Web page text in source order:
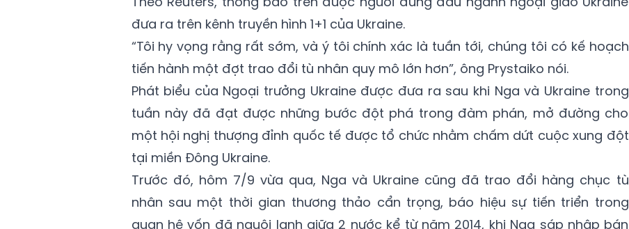
đưa ra trên kênh truyền hình 1+1 của Ukraine.
“Tôi hy vọng rằng rất sớm, và ý tôi chính xác là tuần tới, chúng tôi có kế hoạch
tiến hành một đợt trao đổi tù nhân quy mô lớn hơn”, ông Prystaiko nói.
Phát biểu của Ngoại trưởng Ukraine được đưa ra sau khi Nga và Ukraine trong
tuần này đã đạt được những bước đột phá trong đàm phán, mở đường cho
một hội nghị thượng đỉnh quốc tế được tổ chức nhằm chấm dứt cuộc xung đột
tại miền Đông Ukraine.
Trước đó, hôm 7/9 vừa qua, Nga và Ukraine cũng đã trao đổi hàng chục tù
nhân sau một thời gian thương thảo cẩn trọng, báo hiệu sự tiến triển trong
quan hệ vốn đã nguội lạnh giữa 2 nước kể từ năm 2014, khi Nga sáp nhập bán